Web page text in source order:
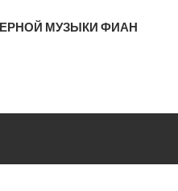
МУЗЫКИ ФИАН